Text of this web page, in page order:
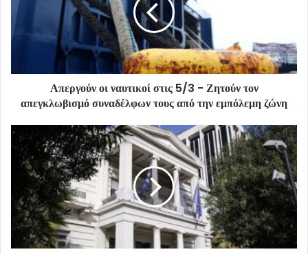
Απεργούν οι ναυτικοί στις 5/3 - Ζητούν τον
απεγκλωβισμό συναδέλφων τους από την εμπόλεμη ζώνη